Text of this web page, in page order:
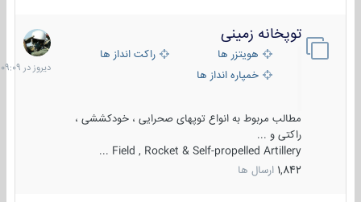
توپخانه زمینی
هویتزر ها
راکت انداز ها
خمپاره انداز ها
مطالب مربوط به انواع توپهای صحرایی ، خودکششی ،
راکتی و ...
Field , Rocket & Self-propelled Artillery ...
1,842 ارسال ها
دیروز
در
09:09